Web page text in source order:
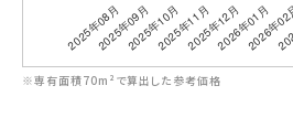
※専有面積70m²で算出した参考価格